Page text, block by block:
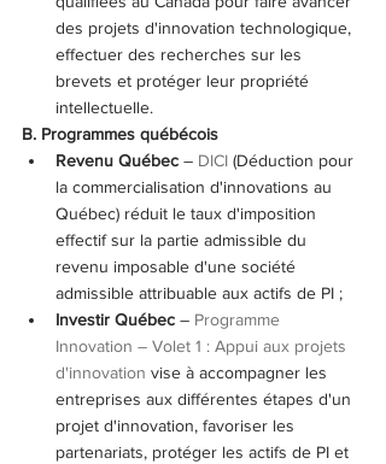
des projets d'innovation technologique,
effectuer des recherches sur les
brevets et protéger leur propriété
intellectuelle.
B. Programmes québécois
Revenu Québec – DICI (Déduction pour
la commercialisation d'innovations au
Québec) réduit le taux d'imposition
effectif sur la partie admissible du
revenu imposable d'une société
admissible attribuable aux actifs de PI ;
Investir Québec – Programme
Innovation – Volet 1 : Appui aux projets
d'innovation vise à accompagner les
entreprises aux différentes étapes d'un
projet d'innovation, favoriser les
partenariats, protéger les actifs de PI et